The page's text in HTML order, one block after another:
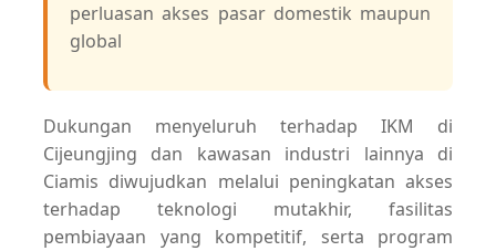
perluasan akses pasar domestik maupun
global
Dukungan menyeluruh terhadap IKM di
Cijeungjing dan kawasan industri lainnya di
Ciamis diwujudkan melalui peningkatan akses
terhadap teknologi mutakhir, fasilitas
pembiayaan yang kompetitif, serta program